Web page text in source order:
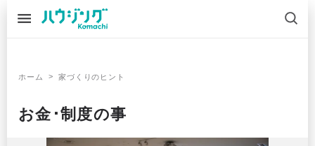
ホーム > 家づくりのヒント
お金･制度の事